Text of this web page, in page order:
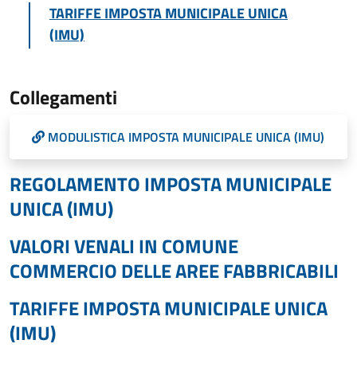
TARIFFE IMPOSTA MUNICIPALE UNICA
(IMU)
Collegamenti
MODULISTICA IMPOSTA MUNICIPALE UNICA (IMU)
REGOLAMENTO IMPOSTA MUNICIPALE
UNICA (IMU)
VALORI VENALI IN COMUNE
COMMERCIO DELLE AREE FABBRICABILI
TARIFFE IMPOSTA MUNICIPALE UNICA
(IMU)